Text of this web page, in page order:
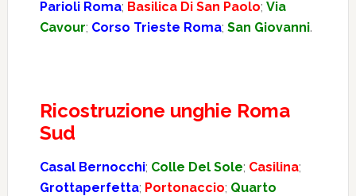
Parioli Roma; Basilica Di San Paolo; Via
Cavour; Corso Trieste Roma; San Giovanni.
Ricostruzione unghie Roma
Sud
Casal Bernocchi; Colle Del Sole; Casilina;
Grottaperfetta; Portonaccio; Quarto